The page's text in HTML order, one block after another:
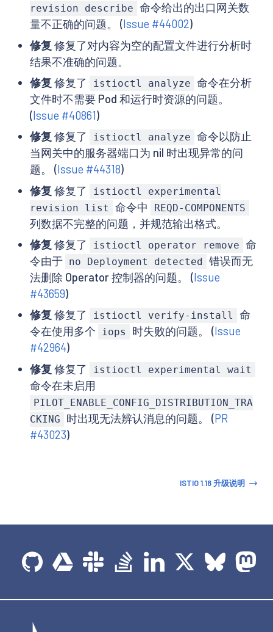
revision describe 命令给出的出口网关数
量不正确的问题。 (Issue #44002)
修复 修复了对内容为空的配置文件进行分析时
结果不准确的问题。
修复 修复了 istioctl analyze 命令在分析
文件时不需要 Pod 和运行时资源的问题。
(Issue #40861)
修复 修复了 istioctl analyze 命令以防止
当网关中的服务器端口为 nil 时出现异常的问
题。 (Issue #44318)
修复 修复了
istioctl experimental
revision list
命令中 REQD-COMPONENTS
列数据不完整的问题，并规范输出格式。
修复 修复了 istioctl operator remove 命
令由于 no Deployment detected 错误而无
法删除 Operator 控制器的问题。 (Issue
#43659)
修复 修复了 istioctl verify-install
命
令在使用多个
iops 时失败的问题。 (Issue
#42964)
修复 修复了 istioctl experimental wait
命令在未启用
PILOT_ENABLE_CONFIG_DISTRIBUTION_TRA
CKING
时出现无法辨认消息的问题。 (PR
#43023)
ISTIO 1.18 升级说明